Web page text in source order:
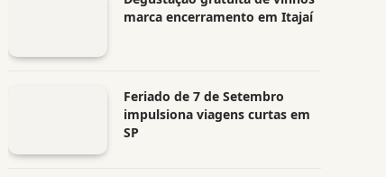
marca encerramento em Itajaí
Feriado de 7 de Setembro
impulsiona viagens curtas em
SP